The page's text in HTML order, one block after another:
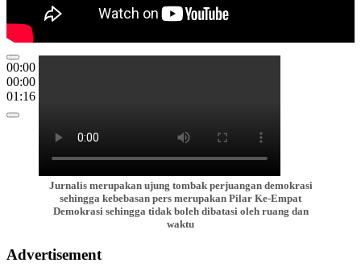
00:00
00:00
01:16
Jurnalis merupakan ujung tombak perjuangan demokrasi
sehingga kebebasan pers merupakan Pilar Ke-Empat
Demokrasi sehingga tidak boleh dibatasi oleh ruang dan
waktu
Advertisement